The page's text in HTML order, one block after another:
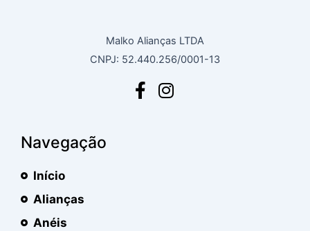
Malko Alianças LTDA
CNPJ: 52.440.256/0001-13
Navegação
Início
Alianças
Anéis